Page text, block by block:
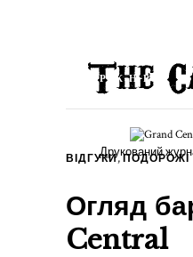
РОК-Н-РОЛ
Друкований
ВІДГУКИ,ПОДОРОЖІ
Огляд
Central